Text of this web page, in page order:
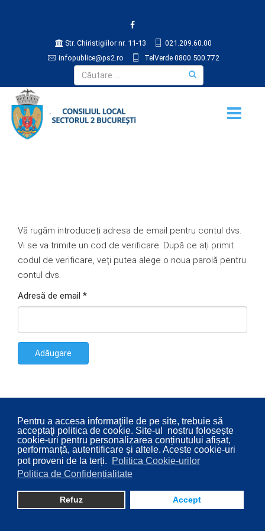
Pentru a accesa informaţiile de pe site, trebuie să
acceptaţi politica de cookie. Site-ul nostru folosește
cookie-uri pentru personalizarea conținutului afișat,
performanță, autentificare și altele. Aceste cookie-uri
pot proveni de la terți.
Politica Cookie-urilor
Politica de Confidențialitate
Refuz Accept
Str. Chiristigiilor nr. 11-13
021.209.60.00
infopublice@ps2.ro
TelVerde 0800.500.772
Vă rugăm introduceți adresa de email pentru contul dvs.
Vi se va trimite un cod de verificare. După ce ați primit
codul de verificare, veți putea alege o noua parolă pentru
contul dvs.
Adresă de email *
Adăugare
© 2026 Consiliul Local al Sectorului 2 București. Designed By
Direcţia Transparenţă Instituţională - Compartimentul